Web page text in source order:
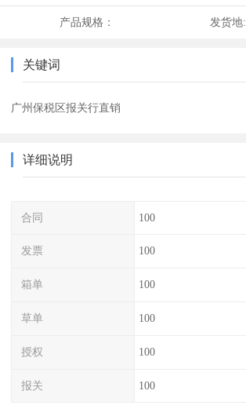
产品规格： 发货地:
关键词
广州保税区报关行直销
详细说明
合同 100
发票 100
箱单 100
草单 100
授权 100
报关 100